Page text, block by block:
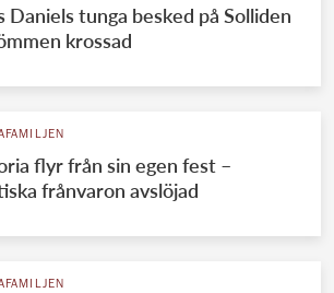
Daniels tunga besked på Solliden
krossad
flyr från sin egen fest –
frånvaron avslöjad